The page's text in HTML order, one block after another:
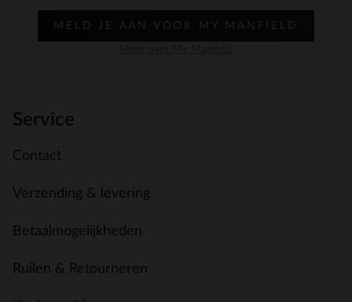
MELD JE AAN VOOR MY MANFIELD
Service
Contact
Verzending & levering
Betaalmogelijkheden
Ruilen & Retourneren